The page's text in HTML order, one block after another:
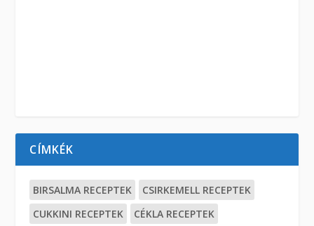
CÍMKÉK
BIRSALMA RECEPTEK
CSIRKEMELL RECEPTEK
CUKKINI RECEPTEK
CÉKLA RECEPTEK